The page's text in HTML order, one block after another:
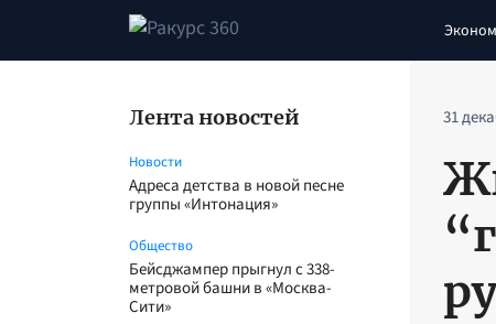
Лента новостей
Новости
Адреса детства в новой песне
группы «Интонация»
Общество
Бейсджампер прыгнул с 338-
метровой башни в «Москва-
Сити»
31